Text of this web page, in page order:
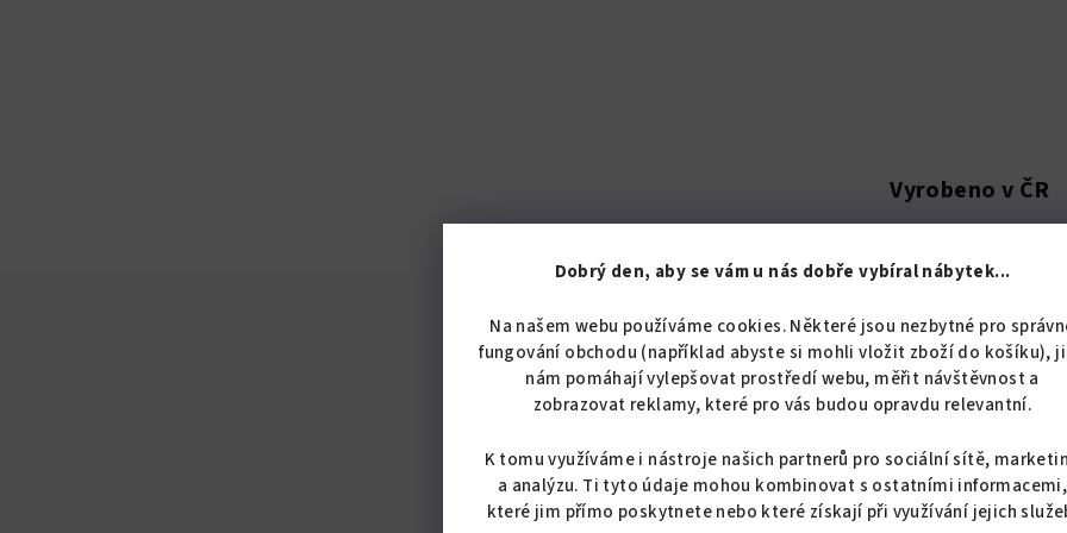
Dobrý den, aby se vám u nás dobře vybíral nábytek...
Na našem webu používáme cookies. Některé jsou nezbytné pro
fungování obchodu (například abyste si mohli vložit zboží do košíku),
nám pomáhají vylepšovat prostředí webu, měřit návštěvnost a
zobrazovat reklamy, které pro vás budou opravdu relevantní.
K tomu využíváme i nástroje našich partnerů pro sociální sítě,
a analýzu. Ti tyto údaje mohou kombinovat s ostatními informacemi,
které jim přímo poskytnete nebo které získají při využívání jejich
Vyrobeno v ČR
Popis
Polonaložený závěs s